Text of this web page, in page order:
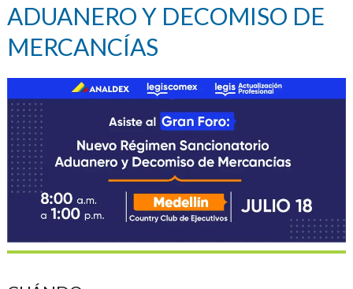
ADUANERO Y DECOMISO DE
MERCANCÍAS